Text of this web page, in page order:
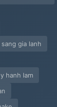
gia lanh
hanh lam